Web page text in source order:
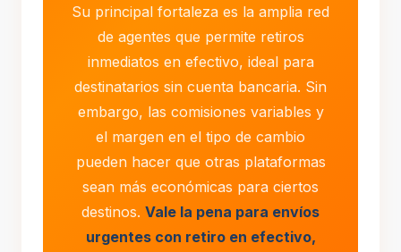
Su principal fortaleza es la amplia red
de agentes que permite retiros
inmediatos en efectivo, ideal para
destinatarios sin cuenta bancaria. Sin
embargo, las comisiones variables y
el margen en el tipo de cambio
pueden hacer que otras plataformas
sean más económicas para ciertos
destinos. Vale la pena para envíos
urgentes con retiro en efectivo,